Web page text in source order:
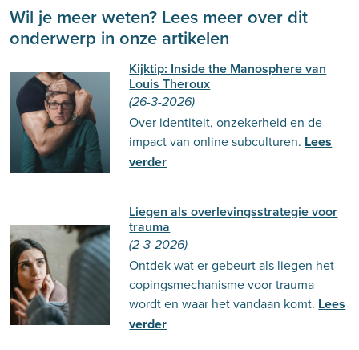
Wil je meer weten? Lees meer over dit
onderwerp in onze artikelen
Kijktip: Inside the Manosphere van
Louis Theroux
(26-3-2026)
Over identiteit, onzekerheid en de
impact van online subculturen. Lees
verder
Liegen als overlevingsstrategie voor
trauma
(2-3-2026)
Ontdek wat er gebeurt als liegen het
copingsmechanisme voor trauma
wordt en waar het vandaan komt. Lees
verder